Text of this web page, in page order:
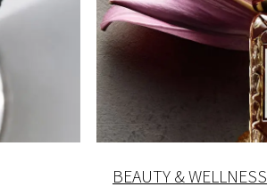
BEAUTY & WELLNESS